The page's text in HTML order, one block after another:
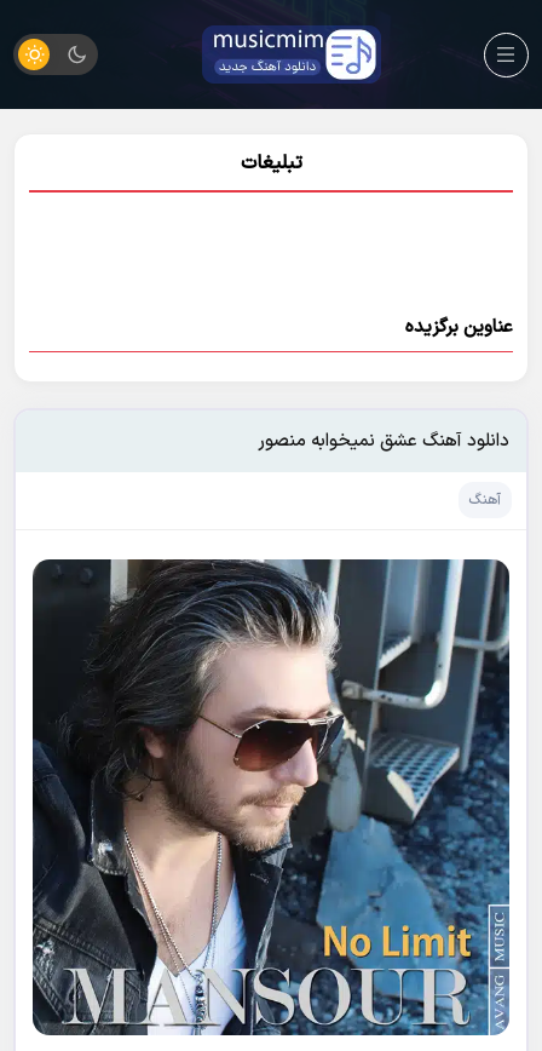
تبلیغات
عناوین برگزیده
دانلود آهنگ عشق نمیخوابه منصور
آهنگ